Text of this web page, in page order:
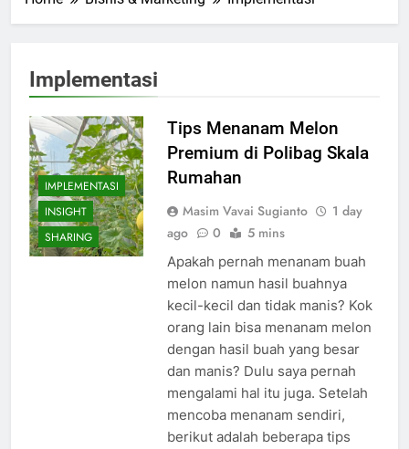
Implementasi
IMPLEMENTASI
INSIGHT
SHARING
Tips Menanam Melon
Premium di Polibag Skala
Rumahan
Masim Vavai Sugianto
1 day
ago
0 5 mins
Apakah pernah menanam buah
melon namun hasil buahnya
kecil-kecil dan tidak manis? Kok
orang lain bisa menanam melon
dengan hasil buah yang besar
dan manis? Dulu saya pernah
mengalami hal itu juga. Setelah
mencoba menanam sendiri,
berikut adalah beberapa tips